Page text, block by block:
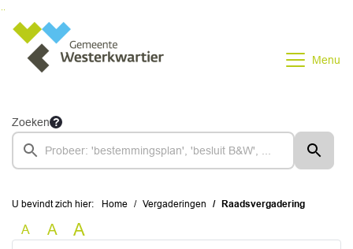
Menu
Zoeken
U bevindt zich hier: Home Vergaderingen Raadsvergadering
A A A